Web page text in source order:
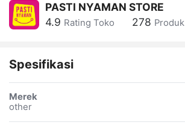
PASTI NYAMAN STORE
4.9 Rating Toko 278 Produk
Spesifikasi
Merek
other